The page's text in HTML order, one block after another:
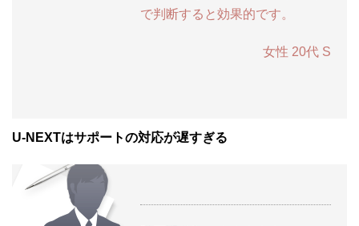
で判断すると効果的です。
女性 20代 S
U-NEXTはサポートの対応が遅すぎる